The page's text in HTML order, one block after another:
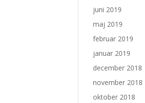
juni 2019
maj 2019
februar 2019
januar 2019
december 2018
november 2018
oktober 2018